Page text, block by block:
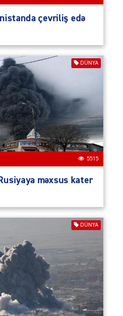
çevriliş edə
DÜNYA
5515
məxsus kater
DÜNYA